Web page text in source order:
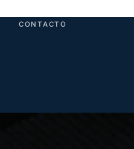
CONTACTO